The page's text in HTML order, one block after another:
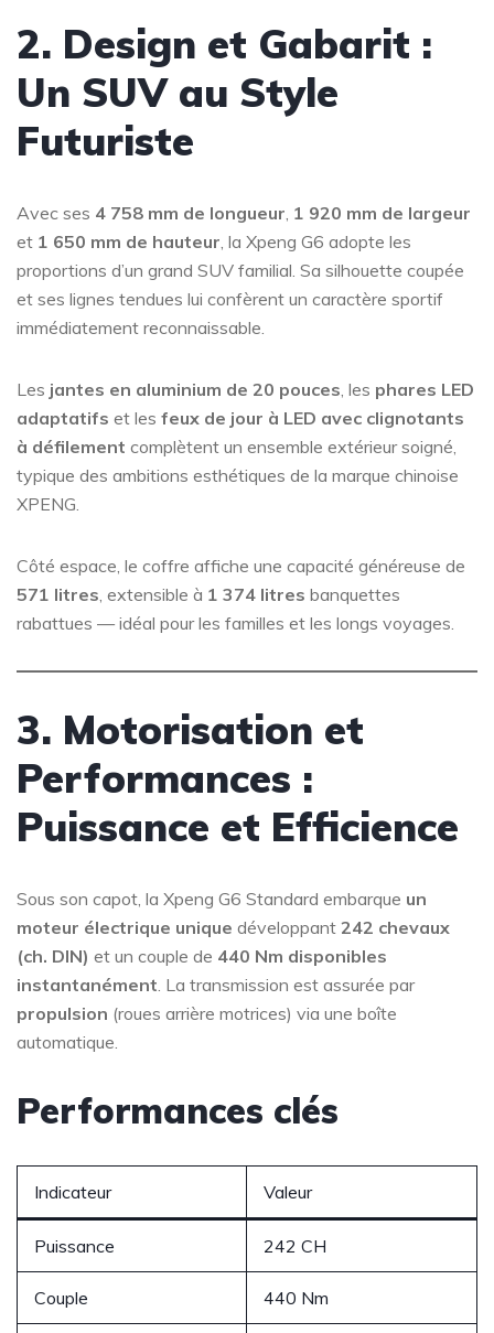
2. Design et Gabarit :
Un SUV au Style
Futuriste
Avec ses 4 758 mm de longueur 1 920 mm de largeur
et 1 650 mm de hauteur , la Xpeng G6 adopte les
proportions d’un grand SUV familial. Sa silhouette coupée
et ses lignes tendues lui confèrent un caractère sportif
immédiatement reconnaissable.
Les jantes en aluminium de 20 pouces , les phares LED
adaptatifs et les feux de jour à LED avec clignotants
à défilement complètent un ensemble extérieur soigné,
typique des ambitions esthétiques de la marque chinoise
XPENG.
Côté espace, le coffre affiche une capacité généreuse de
571 litres , extensible à 1 374 litres banquettes
rabattues — idéal pour les familles et les longs voyages.
3. Motorisation et
Performances :
Puissance et Efficience
Sous son capot, la Xpeng G6 Standard embarque un
moteur électrique unique développant 242 chevaux
(ch. DIN) et un couple de 440 Nm disponibles
instantanément . La transmission est assurée par
propulsion (roues arrière motrices) via une boîte
automatique.
Performances clés
Indicateur Valeur
Puissance 242 CH
Couple 440 Nm